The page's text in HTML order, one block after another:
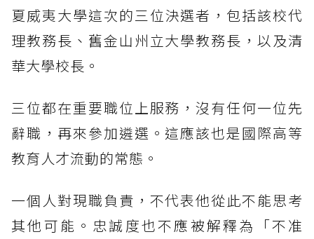
夏威夷大學這次的三位決選者，包括該校代
理教務長、舊金山州立大學教務長，以及清
華大學校長。
三位都在重要職位上服務，沒有任何一位先
辭職，再來參加遴選。這應該也是國際高等
教育人才流動的常態。
一個人對現職負責，不代表他從此不能思考
其他可能。忠誠度也不應被解釋為「不准